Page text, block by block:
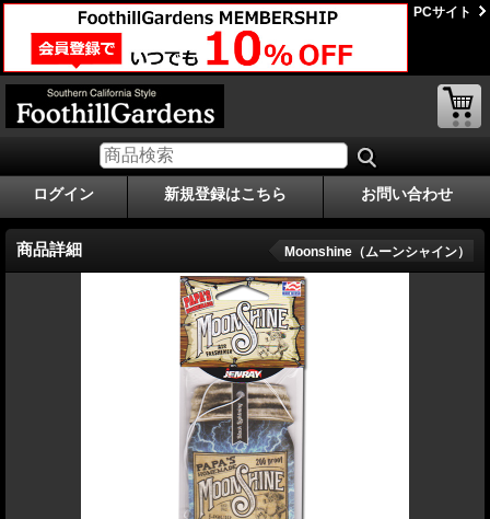
PCサイト
ログイン 新規登録はこちら お問い合わせ
商品詳細 Moonshine（ムーンシャイン）